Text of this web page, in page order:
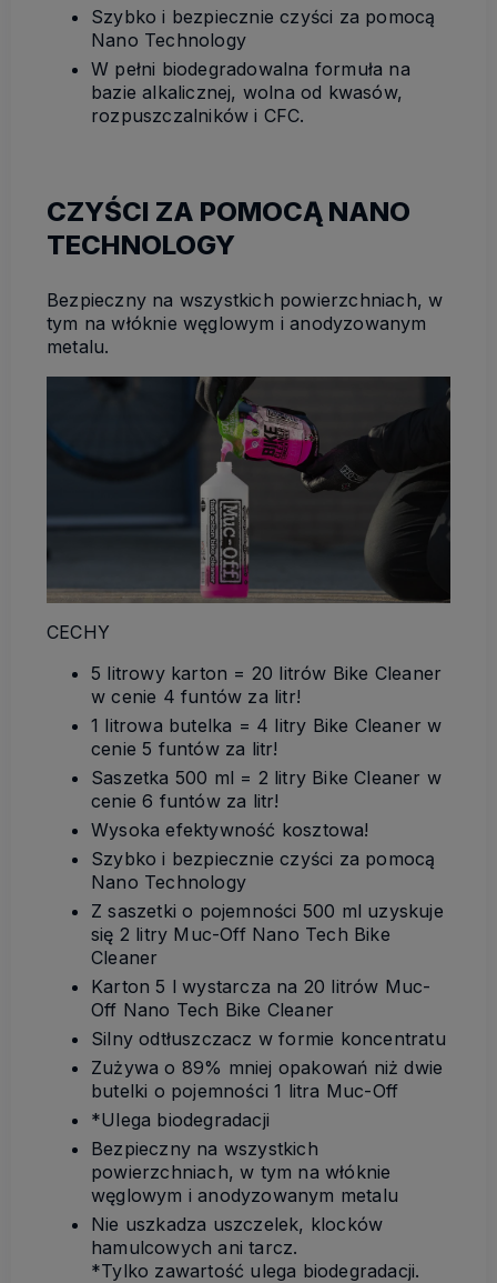
Szybko i bezpiecznie czyści za pomocą
Nano Technology
W pełni biodegradowalna formuła na
bazie alkalicznej, wolna od kwasów,
rozpuszczalników i CFC.
CZYŚCI ZA POMOCĄ NANO
TECHNOLOGY
Bezpieczny na wszystkich powierzchniach, w
tym na włóknie węglowym i anodyzowanym
metalu.
CECHY
5 litrowy karton = 20 litrów Bike Cleaner
w cenie 4 funtów za litr!
1 litrowa butelka = 4 litry Bike Cleaner w
cenie 5 funtów za litr!
Saszetka 500 ml = 2 litry Bike Cleaner w
cenie 6 funtów za litr!
Wysoka efektywność kosztowa!
Szybko i bezpiecznie czyści za pomocą
Nano Technology
Z saszetki o pojemności 500 ml uzyskuje
się 2 litry Muc-Off Nano Tech Bike
Cleaner
Karton 5 l wystarcza na 20 litrów Muc-
Off Nano Tech Bike Cleaner
Silny odtłuszczacz w formie koncentratu
Zużywa o 89% mniej opakowań niż dwie
butelki o pojemności 1 litra Muc-Off
*Ulega biodegradacji
Bezpieczny na wszystkich
powierzchniach, w tym na włóknie
węglowym i anodyzowanym metalu
Nie uszkadza uszczelek, klocków
hamulcowych ani tarcz.
*Tylko zawartość ulega biodegradacji.